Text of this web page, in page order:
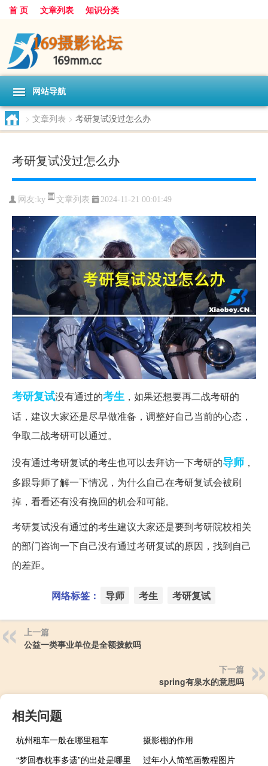
首 页 文章列表 知识分类
网站导航
> 文章列表 > 考研复试没过怎么办
考研复试没过怎么办
网友:ky 文章列表 2024-11-21 00:01:49
考研复试没有通过的考生 ，如果还想要再二战考研的
话，建议大家还是尽早做准备，调整好自己当前的心态，
争取二战考研可以通过。
没有通过考研复试的考生也可以去拜访一下考研的导师 ，
多跟导师了解一下情况，为什么自己在考研复试会被刷
掉，看看还有没有挽回的机会和可能。
考研复试没有通过的考生建议大家还是要到考研院校相关
的部门咨询一下自己没有通过考研复试的原因，找到自己
的差距。
网络标签： 导师 考生 考研复试
上一篇
公益一类事业单位是全额拨款吗
下一篇
spring有泉水的意思吗
相关问题
杭州租车一般在哪里租车
摄影棚的作用
“梦回春枕事多遗”的出处是哪里
过年小人简笔画教程图片